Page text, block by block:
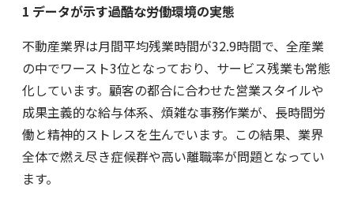
1 データが示す過酷な労働環境の実態
不動産業界は月間平均残業時間が32.9時間で、全産業
の中でワースト3位となっており、サービス残業も常態
化しています。顧客の都合に合わせた営業スタイルや
成果主義的な給与体系、煩雑な事務作業が、長時間労
働と精神的ストレスを生んでいます。この結果、業界
全体で燃え尽き症候群や高い離職率が問題となってい
ます。